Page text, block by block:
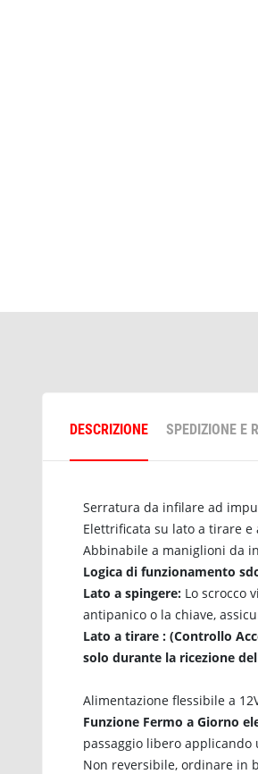
DESCRIZIONE SPEDIZIONE E
Serratura da infilare ad
Elettrificata su lato a tirare
Abbinabile a maniglioni da
Logica di funzionamento
Lato a spingere: Lo scrocco
antipanico o la chiave,
Lato a tirare : (Controllo
solo durante la ricezione
Alimentazione flessibile a
Funzione Fermo a Giorno
passaggio libero
Non reversibile, ordinare in